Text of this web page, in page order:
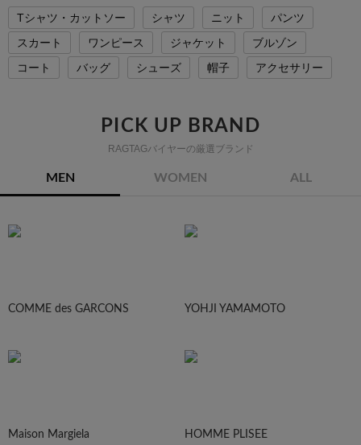
Tシャツ・カットソー シャツ ニット
パンツ
スカート
ワンピース ジャケット
ブルゾン
コート
バッグ シューズ 帽子 アクセサリー
PICK UP BRAND
RAGTAGバイヤーの厳選ブランド
MEN WOMEN ALL
COMME des GARCONS YOHJI YAMAMOTO
Maison Margiela HOMME PLISEE